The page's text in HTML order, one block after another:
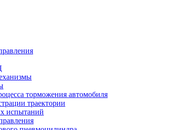
торможения автомобиля
траектории
испытаний